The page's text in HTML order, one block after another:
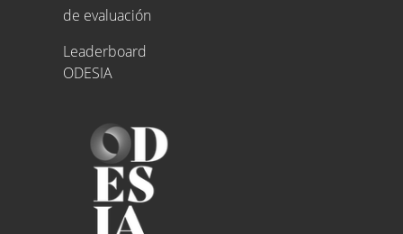
de evaluación
Leaderboard
ODESIA